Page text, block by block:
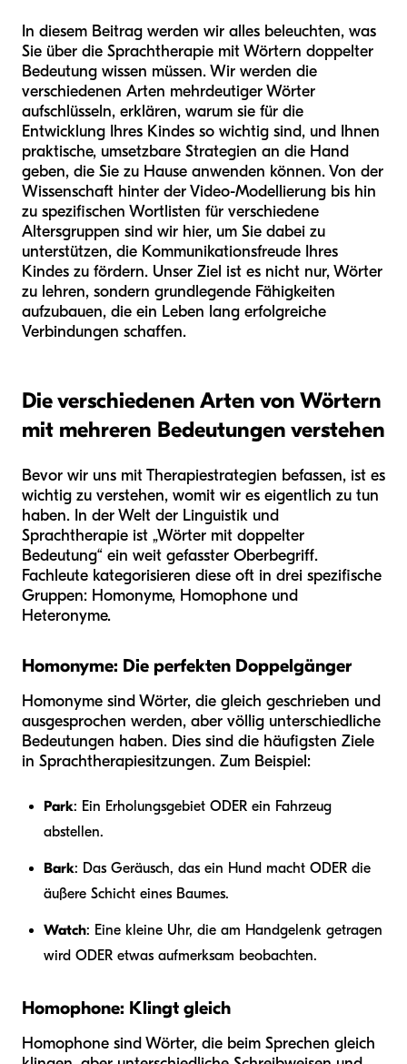
In diesem Beitrag werden wir alles beleuchten, was
Sie über die Sprachtherapie mit Wörtern doppelter
Bedeutung wissen müssen. Wir werden die
verschiedenen Arten mehrdeutiger Wörter
aufschlüsseln, erklären, warum sie für die
Entwicklung Ihres Kindes so wichtig sind, und Ihnen
praktische, umsetzbare Strategien an die Hand
geben, die Sie zu Hause anwenden können. Von der
Wissenschaft hinter der Video-Modellierung bis hin
zu spezifischen Wortlisten für verschiedene
Altersgruppen sind wir hier, um Sie dabei zu
unterstützen, die Kommunikationsfreude Ihres
Kindes zu fördern. Unser Ziel ist es nicht nur, Wörter
zu lehren, sondern grundlegende Fähigkeiten
aufzubauen, die ein Leben lang erfolgreiche
Verbindungen schaffen.
Die verschiedenen Arten von Wörtern
mit mehreren Bedeutungen verstehen
Bevor wir uns mit Therapiestrategien befassen, ist es
wichtig zu verstehen, womit wir es eigentlich zu tun
haben. In der Welt der Linguistik und
Sprachtherapie ist „Wörter mit doppelter
Bedeutung“ ein weit gefasster Oberbegriff.
Fachleute kategorisieren diese oft in drei spezifische
Gruppen: Homonyme, Homophone und
Heteronyme.
Homonyme: Die perfekten Doppelgänger
Homonyme sind Wörter, die gleich geschrieben und
ausgesprochen werden, aber völlig unterschiedliche
Bedeutungen haben. Dies sind die häufigsten Ziele
in Sprachtherapiesitzungen. Zum Beispiel:
Park: Ein Erholungsgebiet ODER ein Fahrzeug
abstellen.
Bark: Das Geräusch, das ein Hund macht ODER die
äußere Schicht eines Baumes.
Watch: Eine kleine Uhr, die am Handgelenk getragen
wird ODER etwas aufmerksam beobachten.
Homophone: Klingt gleich
Homophone sind Wörter, die beim Sprechen gleich